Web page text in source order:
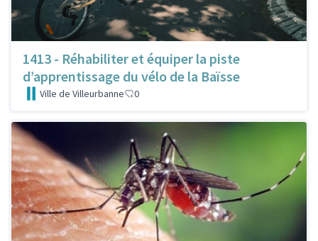
1413 - Réhabiliter et équiper la piste
d’apprentissage du vélo de la Baïsse
Ville de Villeurbanne 0